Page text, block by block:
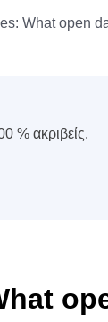
What open
% ακριβείς.